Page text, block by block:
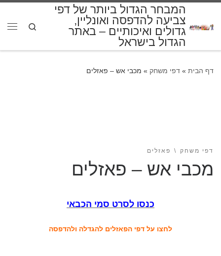
המבחר הגדול ביותר של דפי
צביעה להדפסה ואונליין,
גדולים ואיכותיים – באתר
הגדול בישראל
Search
דף הבית » דפי משחק » מכבי אש – פאזלים
דפי משחק פאזלים
מכבי אש – פאזלים
כנסו לסרט סמי הכבאי
לחצו על דפי הפאזלים להגדלה ולהדפסה